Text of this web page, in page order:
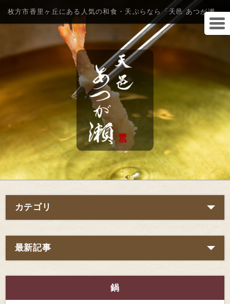
枚方市香里ヶ丘にある人気の和食・天ぷらなら「天邑 あつが瀬」
カテゴリ
最新記事
鍋